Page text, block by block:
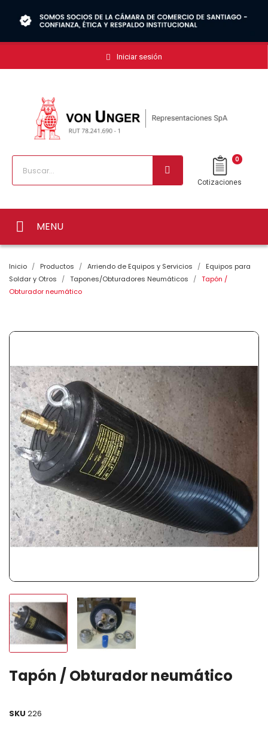
Iniciar sesión
0
Cotizaciones
MENU
Inicio Productos Arriendo de Equipos y Servicios
Equipos para
Soldar y Otros
Tapones/Obturadores Neumáticos
Tapón /
Obturador neumático
Tapón / Obturador neumático
SKU 226